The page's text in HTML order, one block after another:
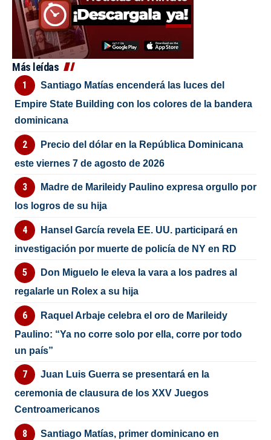
Más leídas
Santiago Matías encenderá las luces del
Empire State Building con los colores de la bandera
dominicana
Precio del dólar en la República Dominicana
este viernes 7 de agosto de 2026
Madre de Marileidy Paulino expresa orgullo por
los logros de su hija
Hansel García revela EE. UU. participará en
investigación por muerte de policía de NY en RD
Don Miguelo le eleva la vara a los padres al
regalarle un Rolex a su hija
Raquel Arbaje celebra el oro de Marileidy
Paulino: “Ya no corre solo por ella, corre por todo
un país”
Juan Luis Guerra se presentará en la
ceremonia de clausura de los XXV Juegos
Centroamericanos
Santiago Matías, primer dominicano en